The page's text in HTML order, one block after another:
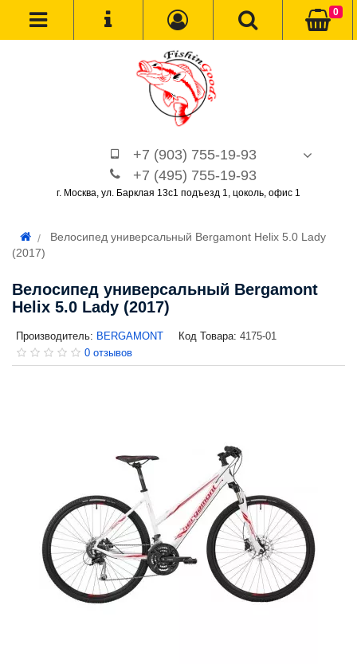
+7 (903) 755-19-93
+7 (495) 755-19-93
г. Москва, ул. Барклая 13с1 подъезд 1, цоколь, офис 1
0
Велосипед универсальный Bergamont Helix 5.0 Lady
(2017)
Велосипед универсальный Bergamont
Helix 5.0 Lady (2017)
Производитель: BERGAMONT Код Товара: 4175-01
0 отзывов